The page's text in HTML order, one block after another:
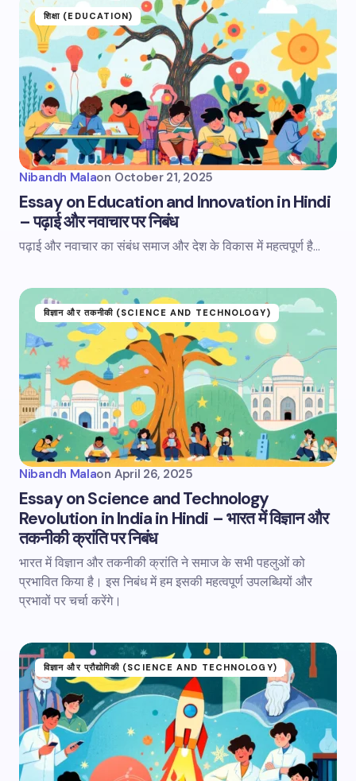
शिक्षा (EDUCATION)
Nibandh Malaon October 21, 2025
Essay on Education and Innovation in Hindi
– पढ़ाई और नवाचार पर निबंध
पढ़ाई और नवाचार का संबंध समाज और देश के विकास में महत्वपूर्ण है...
विज्ञान और तकनीकी (SCIENCE AND TECHNOLOGY)
Nibandh Malaon April 26, 2025
Essay on Science and Technology
Revolution in India in Hindi – भारत में विज्ञान और
तकनीकी क्रांति पर निबंध
भारत में विज्ञान और तकनीकी क्रांति ने समाज के सभी पहलुओं को
प्रभावित किया है। इस निबंध में हम इसकी महत्वपूर्ण उपलब्धियों और
प्रभावों पर चर्चा करेंगे।
विज्ञान और प्रौद्योगिकी (SCIENCE AND TECHNOLOGY)